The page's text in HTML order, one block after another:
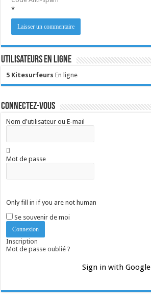
*
Utilisateurs en ligne
5 Kitesurfeurs En ligne
Connectez-vous
Nom d'utilisateur ou E-mail
Mot de passe
Only fill in if you are not human
Se souvenir de moi
Inscription
Mot de passe oublié ?
Sign in with Google